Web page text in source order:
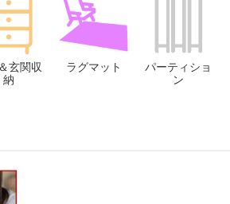
玄関収
納
ラグマット
パーティショ
ン